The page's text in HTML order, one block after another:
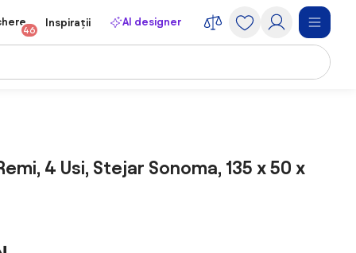
46
Inspirații AI designer
4 Usi, Stejar Sonoma, 135 x 50 x